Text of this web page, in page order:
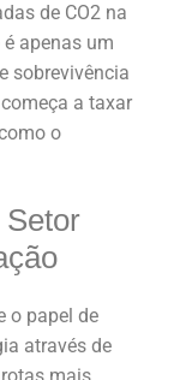
de CO2 na
é apenas um
sobrevivência
a taxar
o
o papel de
através de